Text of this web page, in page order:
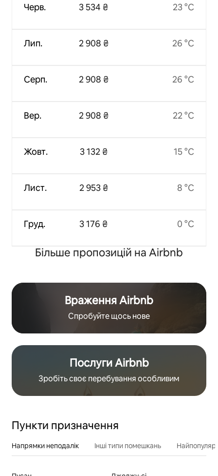
Черв.
Лип.
Серп.
Вер.
Жовт.
Лист.
Груд.
3 534 ₴
2 908 ₴
2 908 ₴
2 908 ₴
3 132 ₴
2 953 ₴
3 176 ₴
23 °C
26 °C
26 °C
22 °C
15 °C
8 °C
0 °C
Більше пропозицій на Airbnb
Враження Airbnb
Спробуйте щось нове
Послуги Airbnb
Зробіть своє перебування особливим
Пункти призначення
Напрямки неподалік Інші типи помешкань